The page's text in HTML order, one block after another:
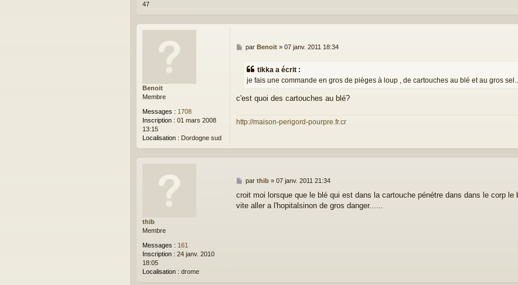
47
Benoit
Membre
Messages : 1708
Inscription : 01 mars 2008
13:15
Localisation : Dordogne sud
M
s
g
e
par Benoit» 07 janv. 2011 18:34
tikka a écrit :
je fais une commande en gros de pièges à loup , de cartouches au blé et au gros
c'est quoi des cartouches au blé?
http://maison-perigord-pourpre.fr.cr
thib
Membre
Messages : 161
Inscription : 24 janv. 2010
18:05
Localisation : drome
M
s
s
par thib» 07 janv. 2011 21:34
croit moi lorsque que le blé qui est dans la cartouche pénétre dans dans le corp
vite aller a l'hopitalsinon de gros danger......